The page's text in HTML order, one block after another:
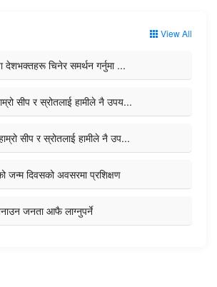
View All
देशभक्तहरू चिनेर समर्थन गर्नुमा ...
सीप र स्रोतलाई हामीले नै उपय...
सीप र स्रोतलाई हामीले नै उप...
जन्म दिवसको अवसरमा प्रशिक्षण
जनता आफै लाग्नुपर्ने